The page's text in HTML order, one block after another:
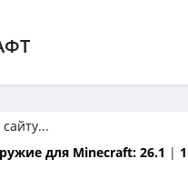
для Minecraft: 26.1 |